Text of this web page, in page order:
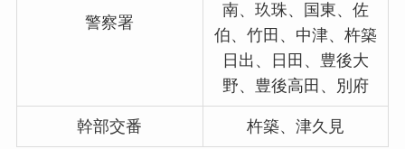
警察署
南、玖珠、国東、佐
伯、竹田、中津、杵築
日出、日田、豊後大
野、豊後高田、別府
幹部交番 杵築、津久見